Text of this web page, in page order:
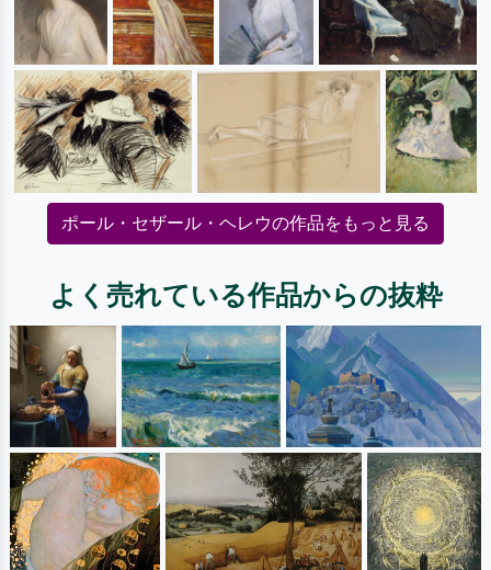
ポール・セザール・ヘレウの作品をもっと見る
よく売れている作品からの抜粋